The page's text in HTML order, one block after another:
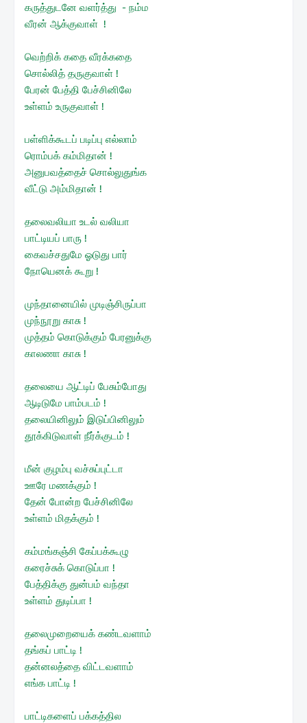
கருத்துடனே வளர்த்து - நம்ம
வீரன் ஆக்குவாள் !
வெற்றிக் கதை வீரக்கதை
சொல்லித் தருகுவாள் !
பேரன் பேத்தி பேச்சினிலே
உள்ளம் உருகுவாள் !
பள்ளிக்கூடப் படிப்பு எல்லாம்
ரொம்பக் கம்மிதான் !
அனுபவத்தைச் சொல்லுதுங்க
வீட்டு அம்மிதான் !
தலைவலியா உடல் வலியா
பாட்டியப் பாரு !
கைவச்சதுமே ஓடுது பார்
நோயெனக் கூறு !
முந்தானையில் முடிஞ்சிருப்பா
முந்நூறு காசு !
முத்தம் கொடுக்கும் பேரனுக்கு
காலணா காசு !
தலையை ஆட்டிப் பேசும்போது
ஆடிடுமே பாம்படம் !
தலையினிலும் இடுப்பினிலும்
தூக்கிடுவாள் நீர்க்குடம் !
மீன் குழம்பு வச்சுப்புட்டா
ஊரே மணக்கும் !
தேன் போன்ற பேச்சினிலே
உள்ளம் மிதக்கும் !
கம்மங்கஞ்சி கேப்பக்கூழு
கரைச்சுக் கொடுப்பா !
பேத்திக்கு துன்பம் வந்தா
உள்ளம் துடிப்பா !
தலைமுறையைக் கண்டவளாம்
தங்கப் பாட்டி !
தன்னலத்தை விட்டவளாம்
எங்க பாட்டி !
பாட்டிகளைப் பக்கத்தில